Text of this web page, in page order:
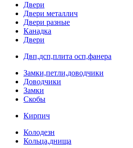
Двери
Двери металлич
Двери разные
Канадка
Двери
Двп,дсп,плита осп,фанера
Замки,петли,доводчики
Доводчики
Замки
Скобы
Кирпич
Колодезн
Кольца,днища